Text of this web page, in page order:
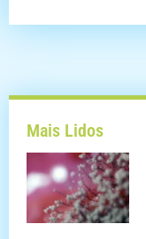
Mais Lidos